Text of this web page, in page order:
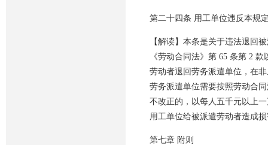
第二十四条 用工单位违反本规
【解读】本条是关于违法退回
《劳动合同法》第 65 条第 2
劳动者退回劳务派遣单位，在
劳务派遣单位需要按照劳动合
不改正的，以每人五千元以上
用工单位给被派遣劳动者造成
第七章 附则